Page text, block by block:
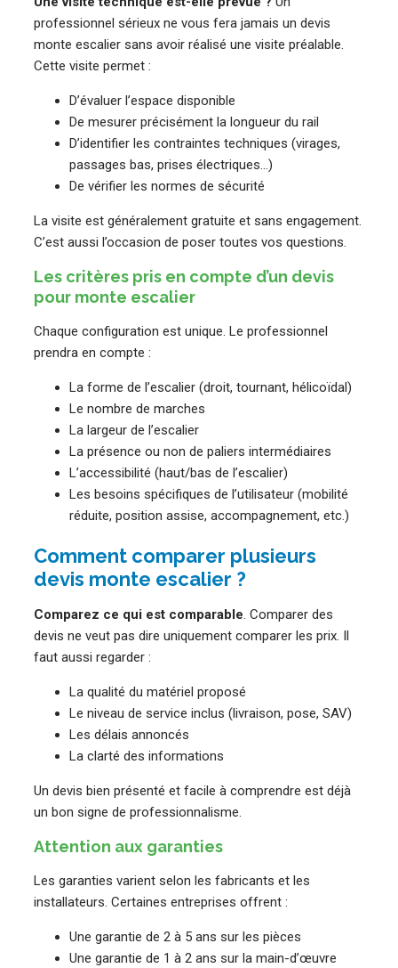
professionnel sérieux ne vous fera jamais un devis
monte escalier sans avoir réalisé une visite préalable.
Cette visite permet :
D’évaluer l’espace disponible
De mesurer précisément la longueur du rail
D’identifier les contraintes techniques (virages,
passages bas, prises électriques…)
De vérifier les normes de sécurité
La visite est généralement gratuite et sans engagement.
C’est aussi l’occasion de poser toutes vos questions.
Les critères pris en compte d’un devis
pour monte escalier
Chaque configuration est unique. Le professionnel
prendra en compte :
La forme de l’escalier (droit, tournant, hélicoïdal)
Le nombre de marches
La largeur de l’escalier
La présence ou non de paliers intermédiaires
L’accessibilité (haut/bas de l’escalier)
Les besoins spécifiques de l’utilisateur (mobilité
réduite, position assise, accompagnement, etc.)
Comment comparer plusieurs
devis monte escalier ?
Comparez ce qui est comparable. Comparer des
devis ne veut pas dire uniquement comparer les prix. Il
faut aussi regarder :
La qualité du matériel proposé
Le niveau de service inclus (livraison, pose, SAV)
Les délais annoncés
La clarté des informations
Un devis bien présenté et facile à comprendre est déjà
un bon signe de professionnalisme.
Attention aux garanties
Les garanties varient selon les fabricants et les
installateurs. Certaines entreprises offrent :
Une garantie de 2 à 5 ans sur les pièces
Une garantie de 1 à 2 ans sur la main-d’œuvre